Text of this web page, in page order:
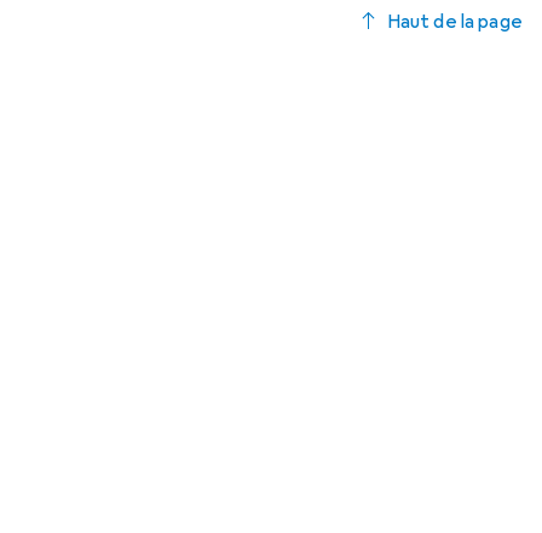
Haut de la page